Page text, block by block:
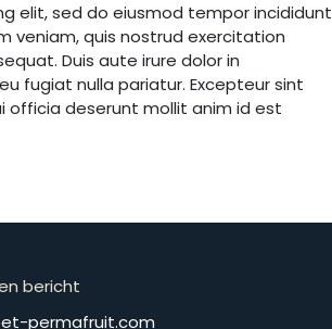
elit, sed do eiusmod tempor incididunt
veniam, quis nostrud exercitation
Duis aute irure dolor in
fugiat nulla pariatur. Excepteur sint
deserunt mollit anim id est
bericht
​p​e​r​m​a​f​r​u​it​.​c​o​m